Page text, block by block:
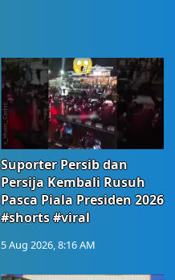
Suporter Persib dan
Persija Kembali Rusuh
Pasca Piala Presiden 2026
#shorts #viral
5 Aug 2026, 8:16 AM